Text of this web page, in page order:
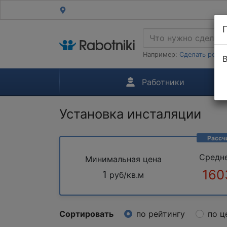
Например: Сделать
Работники
Установка инсталяции
Минимальная цена
1 руб/кв.м
Сортировать по рейтингу по